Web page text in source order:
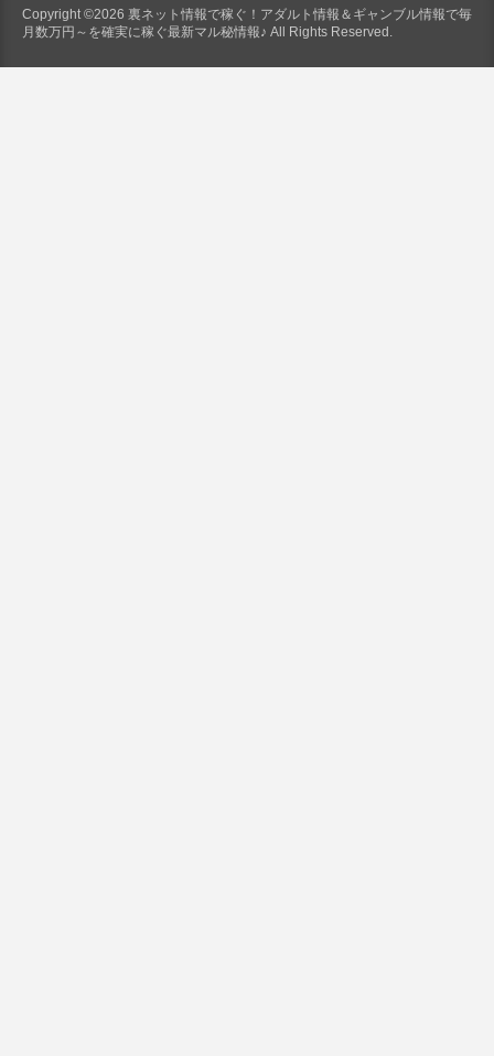
Copyright ©2026 裏ネット情報で稼ぐ！アダルト情報＆ギャンブル情報で毎
月数万円～を確実に稼ぐ最新マル秘情報♪ All Rights Reserved.